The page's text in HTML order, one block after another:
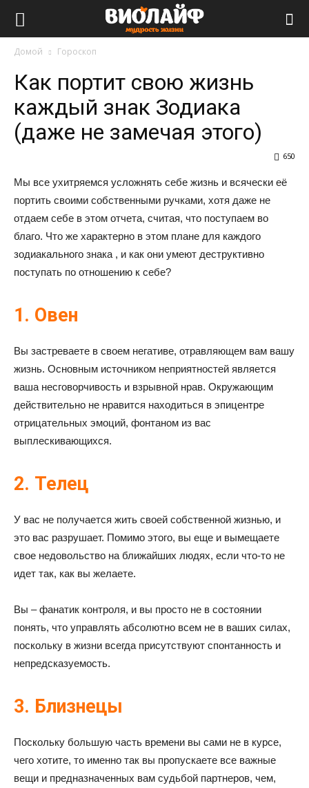
Домой Гороскоп
Как портит свою жизнь
каждый знак Зодиака
(даже не замечая этого)
650
Мы все ухитряемся усложнять себе жизнь и всячески её
портить своими собственными ручками, хотя даже не
отдаем себе в этом отчета, считая, что поступаем во
благо. Что же характерно в этом плане для каждого
зодиакального знака , и как они умеют деструктивно
поступать по отношению к себе?
1. Овен
Вы застреваете в своем негативе, отравляющем вам вашу
жизнь. Основным источником неприятностей является
ваша несговорчивость и взрывной нрав. Окружающим
действительно не нравится находиться в эпицентре
отрицательных эмоций, фонтаном из вас
выплескивающихся.
2. Телец
У вас не получается жить своей собственной жизнью, и
это вас разрушает. Помимо этого, вы еще и вымещаете
свое недовольство на ближайших людях, если что-то не
идет так, как вы желаете.
Вы – фанатик контроля, и вы просто не в состоянии
понять, что управлять абсолютно всем не в ваших силах,
поскольку в жизни всегда присутствуют спонтанность и
непредсказуемость.
3. Близнецы
Поскольку большую часть времени вы сами не в курсе,
чего хотите, то именно так вы пропускаете все важные
вещи и предназначенных вам судьбой партнеров, чем,